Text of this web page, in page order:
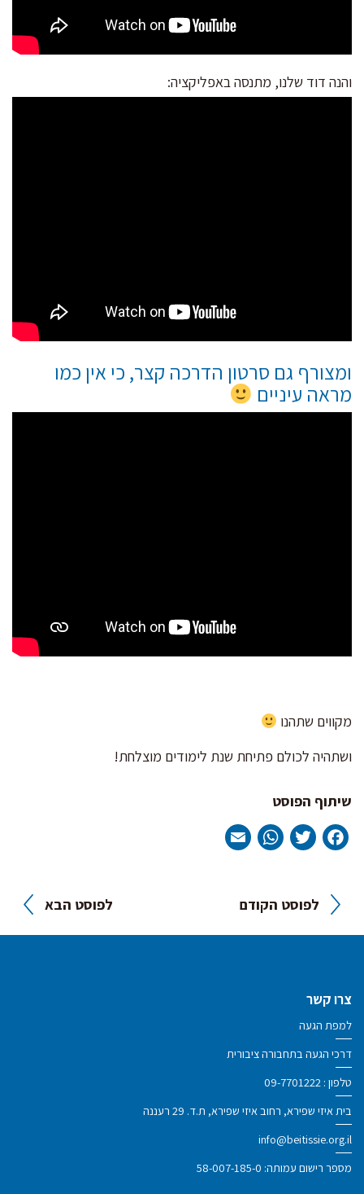
והנה דוד שלנו, מתנסה באפליקציה:
ומצורף גם סרטון הדרכה קצר, כי אין כמו
מראה עיניים
מקווים שתהנו
ושתהיה לכולם פתיחת שנת לימודים מוצלחת!
שיתוף הפוסט
Facebook
Twitter
WhatsApp
ניווטלפוסט הקודם לפוסט הבא
צרו קשר
למפת הגעה
דרכי הגעה בתחבורה ציבורית
טלפון : 09-7701222
בית איזי שפירא, רחוב איזי שפירא, ת.ד. 29 רעננה
info@beitissie.org.il
מספר רישום עמותה: 58-007-185-0